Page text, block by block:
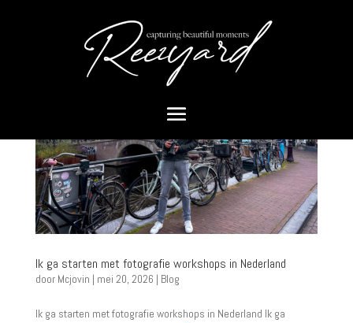
Ik ga starten met fotografie workshops in Nederland
door Mcjovin | mei 20, 2026 | Blog
Ik ga starten met fotografie workshops in Nederland Ik ga